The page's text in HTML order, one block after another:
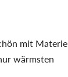
mit Materie
wärmsten